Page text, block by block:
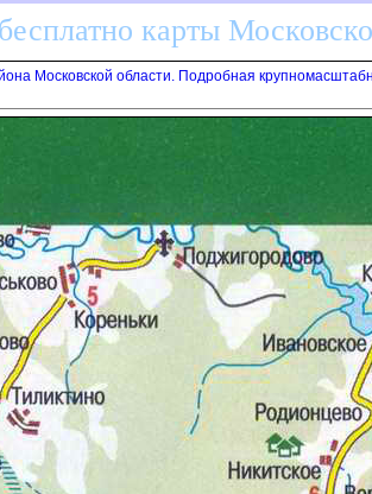
карты
Московской области. Подробная